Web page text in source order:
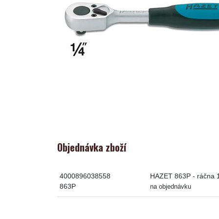
Objednávka zboží
4000896038558
863P
HAZET 863P - ráčna
na objednávku